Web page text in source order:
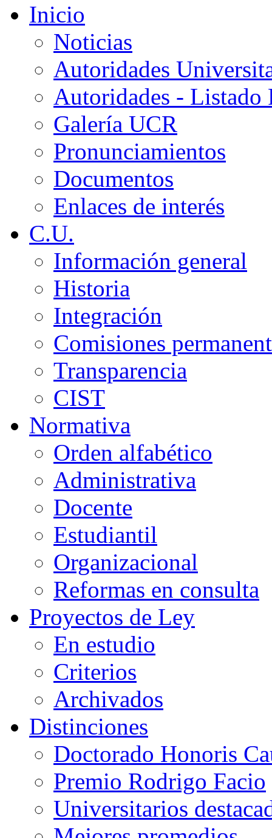
Inicio
Noticias
Autoridades
Autoridades - Listado
Galería UCR
Pronunciamientos
Documentos
Enlaces de interés
C.U.
Información general
Historia
Integración
Comisiones
Transparencia
CIST
Normativa
Orden alfabético
Administrativa
Docente
Estudiantil
Organizacional
Reformas en consulta
Proyectos de Ley
En estudio
Criterios
Archivados
Distinciones
Doctorado Honoris
Premio Rodrigo Facio
Universitarios